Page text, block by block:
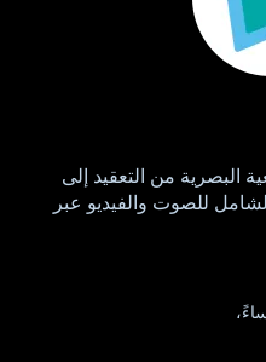
البصرية من التعقيد إلى
للصوت والفيديو عبر